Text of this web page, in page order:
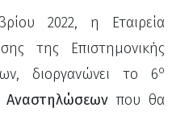
2022, η Εταιρεία
της Επιστημονικής
διοργανώνει το 6ο
Αναστηλώσεων που θα